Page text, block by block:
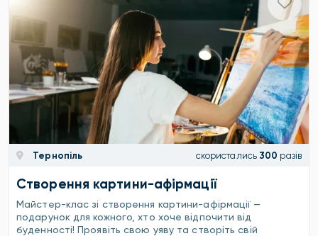
Тернопіль скористались 300 разів
Створення картини-афірмації
Майстер-клас зі створення картини-афірмації —
подарунок для кожного, хто хоче відпочити від
буденності! Проявіть свою уяву та створіть свій